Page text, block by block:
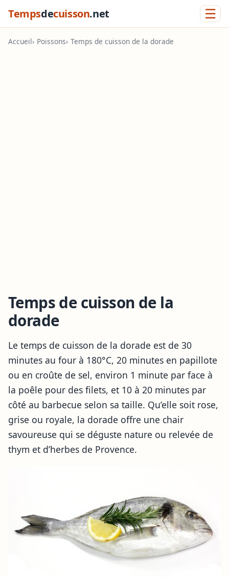
Tempsdecuisson.net ☰
Accueil Poissons Temps de cuisson de la dorade
Temps de cuisson de la
dorade
Le temps de cuisson de la dorade est de 30
minutes au four à 180°C, 20 minutes en papillote
ou en croûte de sel, environ 1 minute par face à
la poêle pour des filets, et 10 à 20 minutes par
côté au barbecue selon sa taille. Qu’elle soit rose,
grise ou royale, la dorade offre une chair
savoureuse qui se déguste nature ou relevée de
thym et d’herbes de Provence.